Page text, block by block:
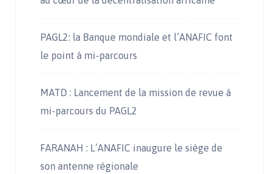
PAGL2: la Banque mondiale et l’ANAFIC font
le point à mi-parcours
MATD : Lancement de la mission de revue à
mi-parcours du PAGL2
FARANAH : L’ANAFIC inaugure le siège de
son antenne régionale